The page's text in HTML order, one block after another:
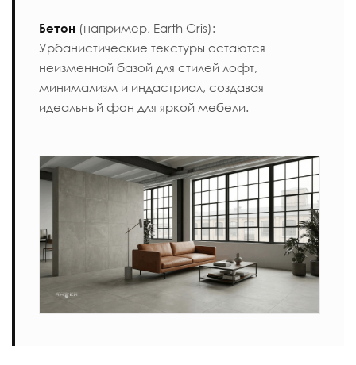
Бетон (например, Earth Gris):
Урбанистические текстуры остаются
неизменной базой для стилей лофт,
минимализм и индастриал, создавая
идеальный фон для яркой мебели.